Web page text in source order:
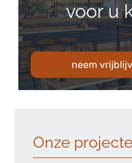
voor u
neem
Onze